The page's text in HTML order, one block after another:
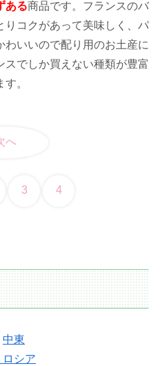
ある商品です。フランスのバ
りコクがあって美味しく、パ
わいいので配り用のお土産に
スでしか買えない種類が豊富
。
へ
3 4
中東
シア